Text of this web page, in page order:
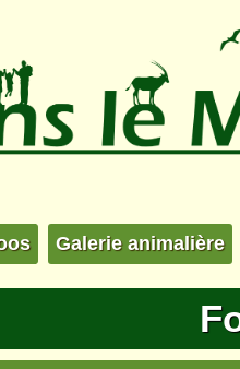
Galerie animalière